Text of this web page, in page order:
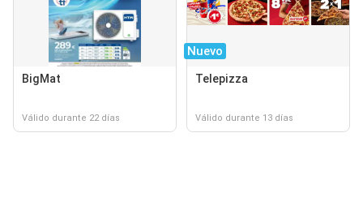
BigMat
Válido durante 22 días
Nuevo
Telepizza
Válido durante 13 días